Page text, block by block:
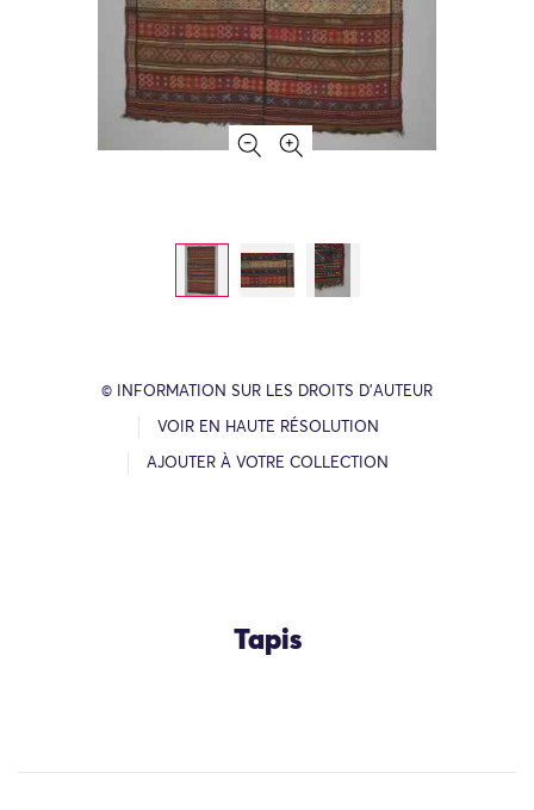
© INFORMATION SUR LES DROITS D’AUTEUR
VOIR EN HAUTE RÉSOLUTION
AJOUTER À VOTRE COLLECTION
Tapis